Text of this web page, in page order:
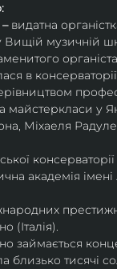
видатна
Вищій музичній
в
майстеркласи у
Міхаеля
академія імені
(Італія).
займається
близько тисячі